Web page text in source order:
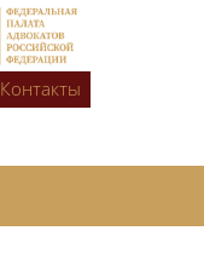
Контакты